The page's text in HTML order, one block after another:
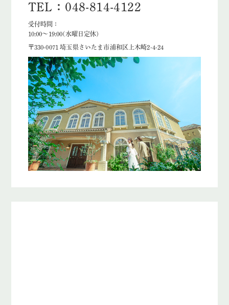
TEL：048-814-4122
受付時間：
10:00〜19:00(水曜日定休)
〒330-0071 埼玉県さいたま市浦和区上木崎2-4-24